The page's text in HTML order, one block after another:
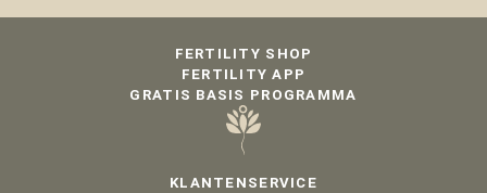
KLANTENSERVICE
FERTILITY SHOP
FERTILITY APP
GRATIS BASIS PROGRAMMA